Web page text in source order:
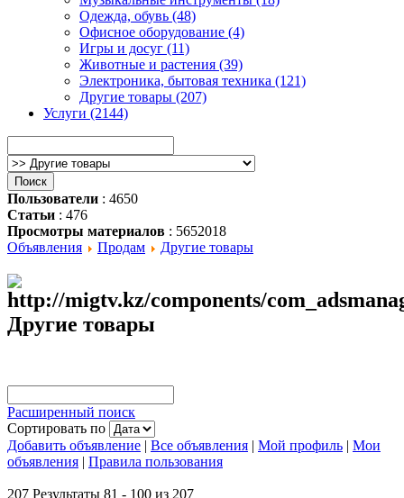
Одежда, обувь (48)
Офисное оборудование (4)
Игры и досуг (11)
Животные и растения (39)
Электроника, бытовая техника (121)
Другие товары (207)
Услуги (2144)
Пользователи : 4650
Статьи : 476
Просмотры материалов : 5652018
Объявления
Продам Другие товары
Другие товары
Расширенный поиск
Сортировать по
Добавить объявление | Все объявления | Мой профиль | Мои
объявления | Правила пользования
207 Результаты 81 - 100 из 207